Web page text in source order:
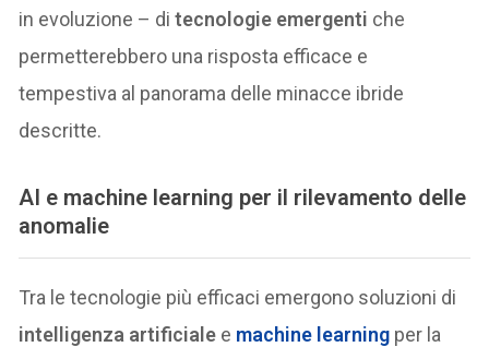
in evoluzione – ditecnologie emergenti che
permetterebbero una risposta efficace e
tempestiva al panorama delle minacce ibride
descritte.
AI e machine learning per il rilevamento delle
anomalie
Tra le tecnologie più efficaci emergono soluzioni di
intelligenza artificiale e machine learning per la